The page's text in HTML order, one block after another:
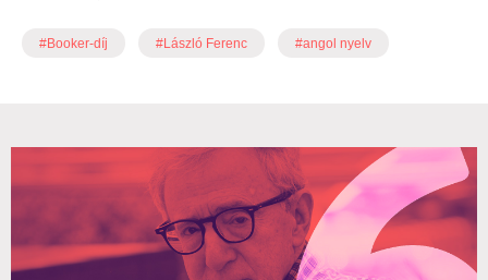
#Booker-díj #László Ferenc #angol nyelv